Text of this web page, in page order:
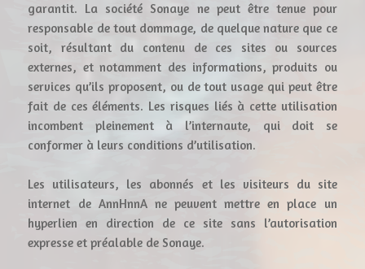
garantit. La société Sonaye ne peut être tenue pour
responsable de tout dommage, de quelque nature que ce
soit, résultant du contenu de ces sites ou sources
externes, et notamment des informations, produits ou
services qu’ils proposent, ou de tout usage qui peut être
fait de ces éléments. Les risques liés à cette utilisation
incombent pleinement à l’internaute, qui doit se
conformer à leurs conditions d’utilisation.
Les utilisateurs, les abonnés et les visiteurs du site
internet de AnnHnnA ne peuvent mettre en place un
hyperlien en direction de ce site sans l’autorisation
expresse et préalable de Sonaye.